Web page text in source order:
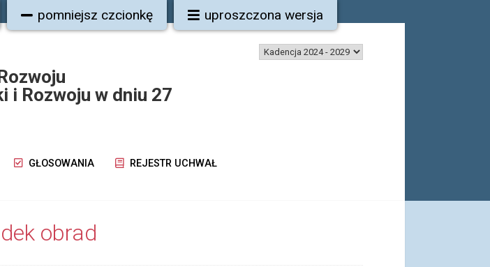
pomniejsz czcionkę uproszczona wersja
i Rozwoju w dniu 27
GŁOSOWANIA
REJESTR UCHWAŁ
obrad